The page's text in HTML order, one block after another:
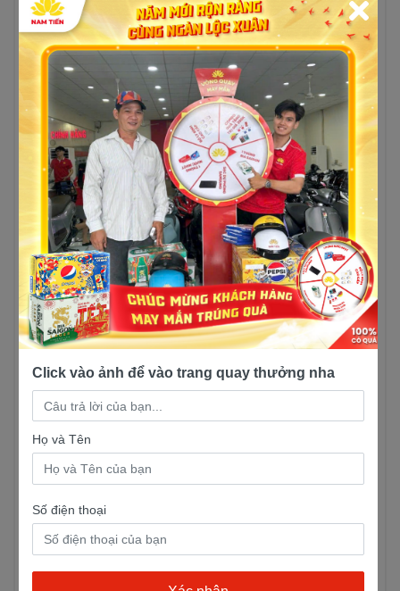
Xem thêm: xe điện victoria v38
Động cơ Janus 2023 bản
tiêu chuẩn
Yamaha Janus 2023 bản tiêu chuẩn được trang
bị là blue core Hệ thống phun xăng điện tử trên
xe giúp tăng cường sức mạnh và độ bền của
động cơ. Ngoài ra, hệ thống này cũng giúp tiết
kiệm nhiên liệu và giảm khí thải độc hại ra môi
trường. Hệ thống làm mát bằng chất lỏng giúp
điều tiết nhiệt độ của động cơ một cách hiệu
quả.
Động cơ Yamaha Janus 2023 phiên bản tiêu
động vô cấp (CVT), giúp tăng cường sự mượt
mà trong quá trình vận hành và giảm thiểu độ
cũng giúp dễ dàng điều khiển xe trong các tình
huống khác nhau và tăng cường sự linh hoạt
bản tiêu chuẩn là một sự kết hợp hoàn hảo giữa
công nghệ hiện đại, hiệu suất vận hành tối ưu
Click vào ảnh để vào trang quay thưởng nha
Họ và Tên
Số điện thoại